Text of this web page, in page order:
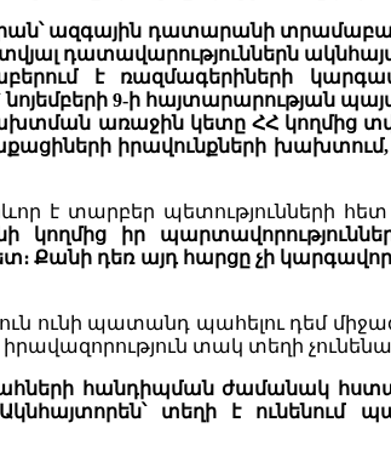
ազգային դատարանի
դատավարություններն
է ռազմագերիների
9-ի հայտարարության
առաջին կետը ՀՀ կողմից
իրավունքների
է տարբեր պետությունների հետ
կողմից իր
Քանի դեռ այդ հարցը չի
ունի պատանդ պահելու դեմ
իրավազորություն տակ տեղի
հանդիպման ժամանակ
տեղի է